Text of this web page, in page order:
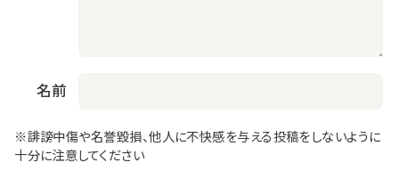
名前
※誹謗中傷や名誉毀損、他人に不快感を与える投稿をしないように
十分に注意してください